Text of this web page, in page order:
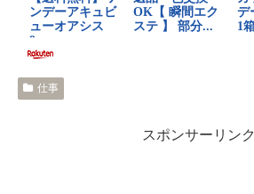
仕事
スポンサーリンク